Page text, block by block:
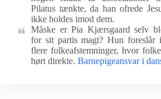
Pilatus tænkte, da han ofrede
ikke holdes imod dem.
Måske er Pia Kjærsgaard selv
for sit partis magt? Hun foreslår
flere folkeafstemninger, hvor
hørt direkte. Barnepigeansvar i